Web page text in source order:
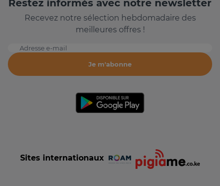
Restez informés avec notre newsletter
Recevez notre sélection hebdomadaire des
meilleures offres !
Adresse e-mail
Je m'abonne
Sites internationaux